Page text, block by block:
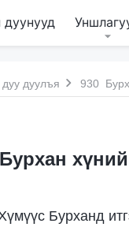
дуунууд
дуулъя 930
Бурханд